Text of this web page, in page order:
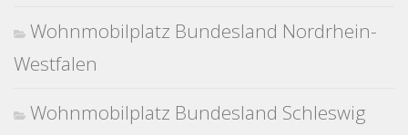
Wohnmobilplatz Bundesland Nordrhein-
Westfalen
Wohnmobilplatz Bundesland Schleswig